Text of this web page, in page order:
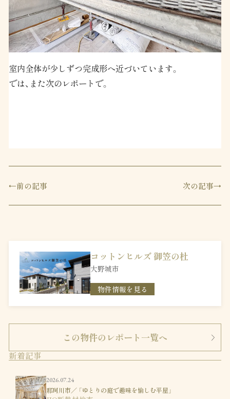
室内全体が少しずつ完成形へ近づいています。
では、また次のレポートで。
前の記事 次の記事
コットンヒルズ 御笠の杜
大野城市
物件情報を見る
この物件のレポート一覧へ
新着記事
2026.07.24
那珂川市／ 「ゆとりの庭で趣味を愉しむ平屋」